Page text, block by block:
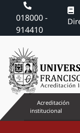
018000 -
914410
Acreditación
institucional